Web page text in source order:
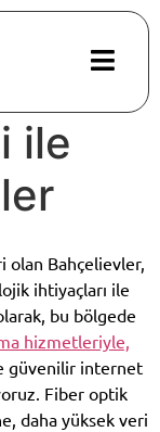
Fiber
ile
olan Bahçelievler,
ihtiyaçları ile
bu bölgede
hizmetleriyle,
güvenilir internet
Fiber optik
daha yüksek veri